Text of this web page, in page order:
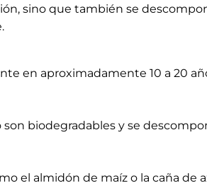
sino que también se
en aproximadamente 10 a 20
biodegradables y se
el almidón de maíz o la caña de